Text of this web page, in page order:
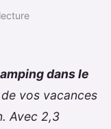
dans le
vos vacances
Avec 2,3